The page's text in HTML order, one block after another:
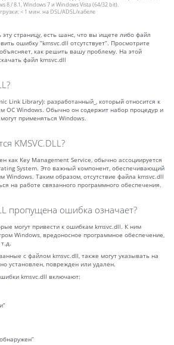
8 / 8.1, Windows 7 и Windows Vista (64/32 bit).
< 1 мин. на DSL/ADSL/кабеле
страницу, есть шанс, что вы ищете либо файл
ошибку “kmsvc.dll отсутствует”. Просмотрите
как решить вашу проблему. На этой
файл kmsvc.dll
Link Library): разработанный_, который относится к
ОС Windows. Обычно он содержит набор процедур и
применяться Windows.
KMSVC.DLL?
как Key Management Service, обычно ассоциируется
System. Это важный компонент, обеспечивающий
Windows. Таким образом, отсутствие файла kmsvc.dll
на работе связанного программного обеспечения.
пропущена ошибка означает?
могут привести к ошибкам kmsvc.dll. К ним
Windows, вредоносное программное обеспечение,
с файлом kmsvc.dll, также могут указывать на
установлен, поврежден или удален.
kmsvc.dll включают: